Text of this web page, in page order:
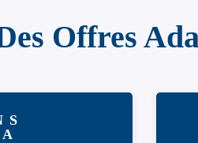
Offres